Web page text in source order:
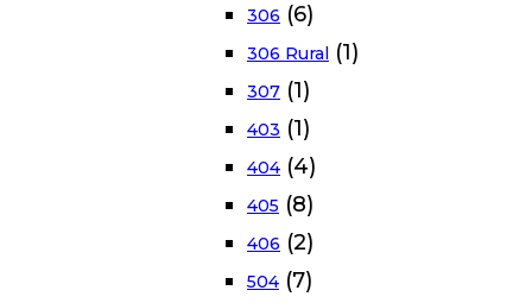
306 (6)
306 Rural (1)
307 (1)
403 (1)
404 (4)
405 (8)
406 (2)
504 (7)